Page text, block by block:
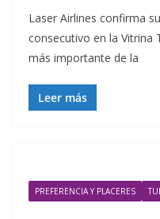
Laser Airlines confirma
consecutivo en la Vitrina
más importante de la
Leer más
PREFERENCIA Y PLACERES